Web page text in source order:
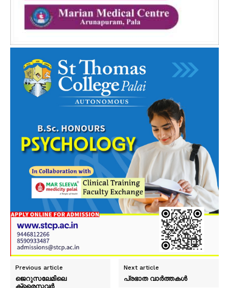
Previous article
ജെറുസലേമിലെ
ക്രൈസ്തവര്‍
Next article
പ്രഭാത വാർത്തകൾ